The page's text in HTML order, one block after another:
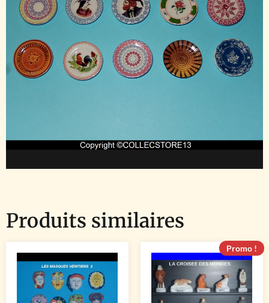
Produits similaires
Promo !